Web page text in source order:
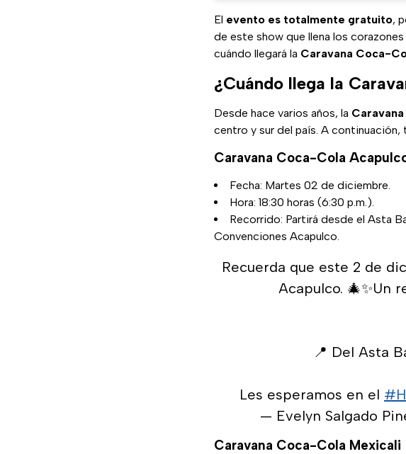
El evento es totalmente gratuito,
de este show que llena los corazones
cuándo llegará la Caravana Coca-
¿Cuándo llega la
Desde hace varios años, la
centro y sur del país. A
Caravana Coca-Cola
Fecha: Martes 02 de diciembre.
Hora: 18:30 horas (6:30 p.m.).
Recorrido: Partirá desde el Asta
Convenciones Acapulco.
Recuerda que este 2 de
Acapulco. 🎄✨Un
📍 Del Asta
Les esperamos en el
— Evelyn Salgado
Caravana Coca-Cola Mexicali